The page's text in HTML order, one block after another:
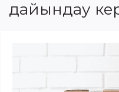
дайындау